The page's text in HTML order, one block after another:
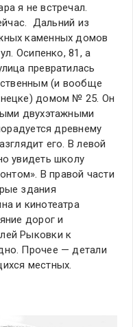
я не встречал.
Дальний из
каменных домов
Осипенко, 81, а
превратилась
(и вообще
домом № 25. Он
двухэтажными
древнему
его. В левой
увидеть школу
В правой части
здания
и кинотеатра
дорог и
Рыковки к
Прочее — детали
местных.